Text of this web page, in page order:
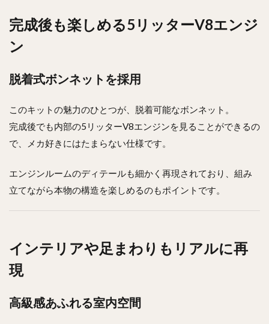
完成後も楽しめる5リッターV8エンジ
ン
脱着式ボンネットを採用
このキットの魅力のひとつが、脱着可能なボンネット。
完成後でも内部の5リッターV8エンジンを見ることができるの
で、メカ好きにはたまらない仕様です。
エンジンルームのディテールも細かく再現されており、組み
立てながら本物の構造を楽しめるのもポイントです。
インテリアや足まわりもリアルに再
現
高級感あふれる室内空間